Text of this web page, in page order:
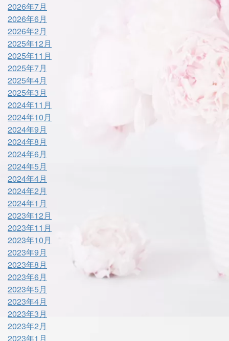
2026年7月
2026年6月
2026年2月
2025年12月
2025年11月
2025年7月
2025年4月
2025年3月
2024年11月
2024年10月
2024年9月
2024年8月
2024年6月
2024年5月
2024年4月
2024年2月
2024年1月
2023年12月
2023年11月
2023年10月
2023年9月
2023年8月
2023年6月
2023年5月
2023年4月
2023年3月
2023年2月
2023年1月